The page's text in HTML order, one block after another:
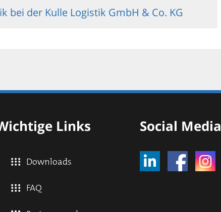
bei der Kulle Logistik GmbH & Co. KG
Links
Downloads
FAQ
Social Media